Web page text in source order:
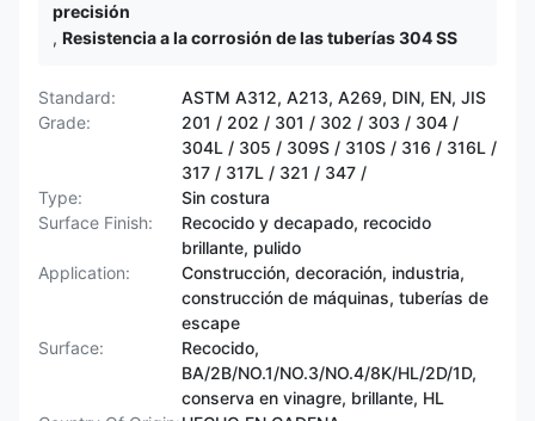
precisión
, Resistencia a la corrosión de las tuberías 304 SS
Standard:
ASTM A312, A213, A269, DIN, EN, JIS
Grade:
201 / 202 / 301 / 302 / 303 / 304 /
304L / 305 / 309S / 310S / 316 / 316L /
317 / 317L / 321 / 347 /
Type:
Sin costura
Surface Finish:
Recocido y decapado, recocido
brillante, pulido
Application:
Construcción, decoración, industria,
construcción de máquinas, tuberías de
escape
Surface:
Recocido,
BA/2B/NO.1/NO.3/NO.4/8K/HL/2D/1D,
conserva en vinagre, brillante, HL